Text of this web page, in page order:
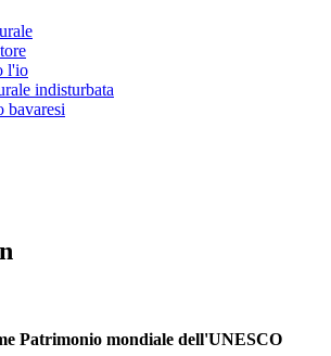
l'io
indisturbata
bavaresi
Patrimonio mondiale dell'UNESCO